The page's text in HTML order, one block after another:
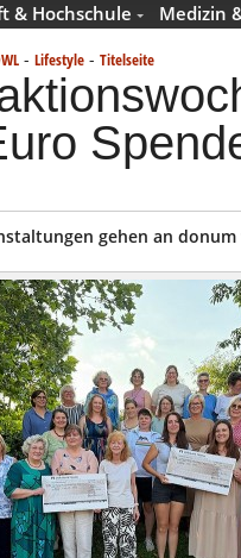
& Hochschule
Medizin
- Lifestyle - Titelseite
gehen an